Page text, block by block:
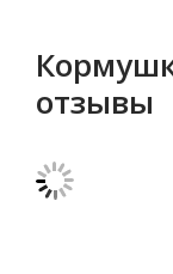
отзывы